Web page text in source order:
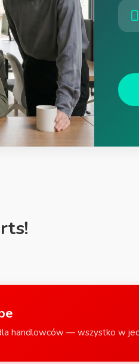
handlowców — wszystko w